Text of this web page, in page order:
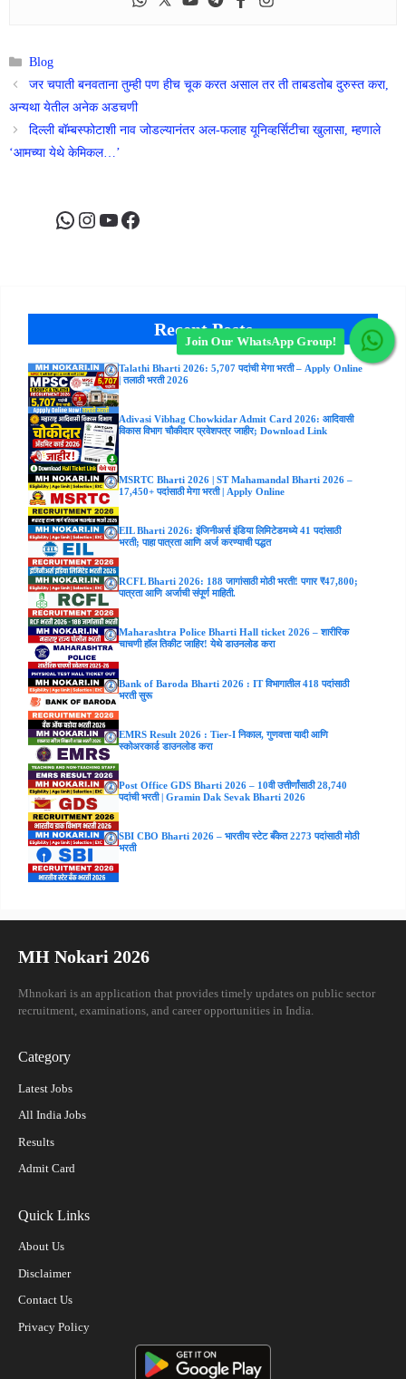
Categories
Blog
जर चपाती बनवताना तुम्ही पण हीच चूक करत असाल तर ती ताबडतोब दुरुस्त करा,
अन्यथा येतील अनेक अडचणी
दिल्ली बॉम्बस्फोटाशी नाव जोडल्यानंतर अल-फलाह यूनिव्हर्सिटीचा खुलासा, म्हणाले
‘आमच्या येथे केमिकल…’
WhatsApp
Instagram
YouTube
Facebook
Recent Posts
Talathi Bharti 2026: 5,707 पदांची मेगा भरती – Apply Online
| तलाठी भरती 2026
Adivasi Vibhag Chowkidar Admit Card 2026: आदिवासी
विकास विभाग चौकीदार प्रवेशपत्र जाहीर; Download Link
MSRTC Bharti 2026 | ST Mahamandal Bharti 2026 –
17,450+ पदांसाठी मेगा भरती | Apply Online
EIL Bharti 2026: इंजिनीअर्स इंडिया लिमिटेडमध्ये 41 पदांसाठी
भरती; पाहा पात्रता आणि अर्ज करण्याची पद्धत
RCFL Bharti 2026: 188 जागांसाठी मोठी भरती! पगार ₹47,800;
पात्रता आणि अर्जाची संपूर्ण माहिती.
Maharashtra Police Bharti Hall ticket 2026 – शारीरिक
चाचणी हॉल तिकीट जाहिर! येथे डाउनलोड करा
Bank of Baroda Bharti 2026 : IT विभागातील 418 पदांसाठी
भरती सुरू
EMRS Result 2026 : Tier-I निकाल, गुणवत्ता यादी आणि
स्कोअरकार्ड डाउनलोड करा
Post Office GDS Bharti 2026 – 10वी उत्तीर्णांसाठी 28,740
पदांची भरती | Gramin Dak Sevak Bharti 2026
SBI CBO Bharti 2026 – भारतीय स्टेट बँकेत 2273 पदांसाठी मोठी
भरती
MH Nokari 2026
Mhnokari is an application that provides timely updates on public sector
recruitment, examinations, and career opportunities in India.
Category
Latest Jobs
All India Jobs
Results
Admit Card
Quick Links
About Us
Disclaimer
Contact Us
Privacy Policy
Join Our WhatsApp Group!